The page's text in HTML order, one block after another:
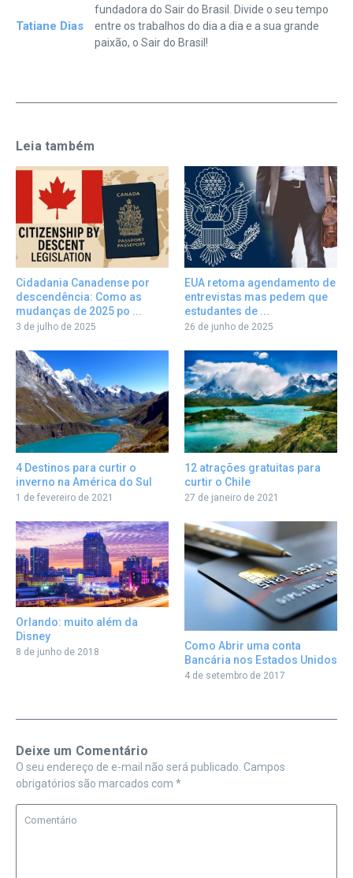
Tatiane Dias
fundadora do Sair do Brasil. Divide o seu tempo
entre os trabalhos do dia a dia e a sua grande
paixão, o Sair do Brasil!
Leia também
Cidadania Canadense por
descendência: Como as
mudanças de 2025 po ...
3 de julho de 2025
EUA retoma agendamento de
entrevistas mas pedem que
estudantes de ...
26 de junho de 2025
4 Destinos para curtir o
inverno na América do Sul
1 de fevereiro de 2021
12 atrações gratuitas para
curtir o Chile
27 de janeiro de 2021
Orlando: muito além da
Disney
8 de junho de 2018
Como Abrir uma conta
Bancária nos Estados Unidos
4 de setembro de 2017
Deixe um Comentário
O seu endereço de e-mail não será publicado. Campos
obrigatórios são marcados com *